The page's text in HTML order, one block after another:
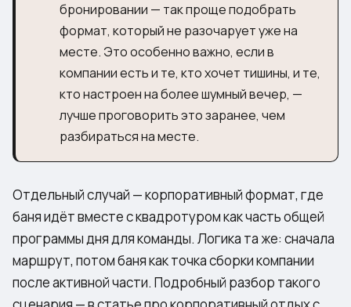
бронировании — так проще подобрать
формат, который не разочарует уже на
месте. Это особенно важно, если в
компании есть и те, кто хочет тишины, и те,
кто настроен на более шумный вечер, —
лучше проговорить это заранее, чем
разбираться на месте.
Отдельный случай — корпоративный формат, где
баня идёт вместе с квадротуром как часть общей
программы дня для команды. Логика та же: сначала
маршрут, потом баня как точка сборки компании
после активной части. Подробный разбор такого